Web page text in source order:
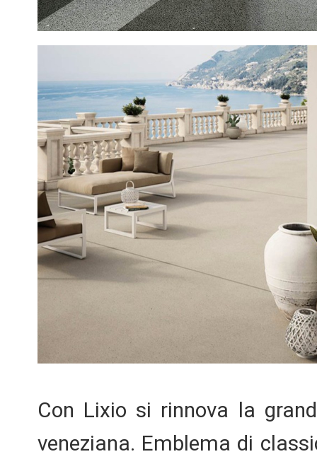
Con Lixio si rinnova la
veneziana. Emblema di